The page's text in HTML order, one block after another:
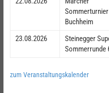
Buchheim
23.08.2026
Steinegger
Sommerrunde
zum Veranstaltungskalender